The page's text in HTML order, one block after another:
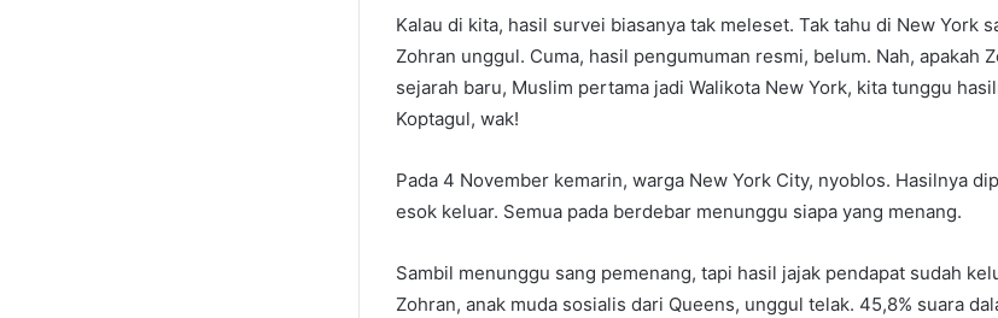
Kalau di kita, hasil survei biasanya tak meleset. Tak tahu di New York
Zohran unggul. Cuma, hasil pengumuman resmi, belum. Nah, apakah
sejarah baru, Muslim pertama jadi Walikota New York, kita tunggu
Koptagul, wak!
Pada 4 November kemarin, warga New York City, nyoblos. Hasilnya
esok keluar. Semua pada berdebar menunggu siapa yang menang.
Sambil menunggu sang pemenang, tapi hasil jajak pendapat sudah
Zohran, anak muda sosialis dari Queens, unggul telak. 45,8% suara